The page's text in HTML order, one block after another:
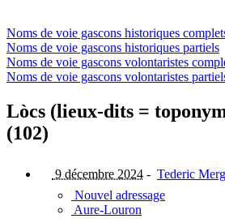
Noms de voie gascons historiques
Noms de voie gascons historiques partiels
Noms de voie gascons volontaristes
Noms de voie gascons volontaristes
Lòcs (lieux-dits =
(102)
9 décembre 2024 - Tederic
Nouvel adressage
Aure-Louron